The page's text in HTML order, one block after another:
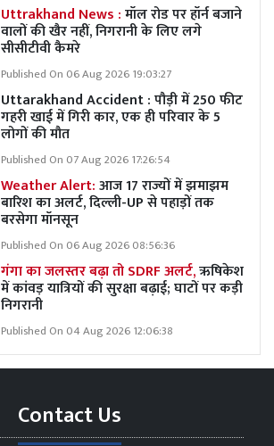
Uttrakhand News :मॉल रोड पर हॉर्न बजाने
वालों की खैर नहीं, निगरानी के लिए लगे
सीसीटीवी कैमरे
Published On 06 Aug 2026 19:03:27
Uttarakhand Accident : पौड़ी में 250 फीट
गहरी खाई में गिरी कार, एक ही परिवार के 5
लोगों की मौत
Published On 07 Aug 2026 17:26:54
Weather Alert:आज 17 राज्यों में झमाझम
बारिश का अलर्ट, दिल्ली-UP से पहाड़ों तक
बरसेगा मॉनसून
Published On 06 Aug 2026 08:56:36
गंगा का जलस्तर बढ़ा तो SDRF अलर्ट,ऋषिकेश
में कांवड़ यात्रियों की सुरक्षा बढ़ाई; घाटों पर कड़ी
निगरानी
Published On 04 Aug 2026 12:06:38
Contact Us